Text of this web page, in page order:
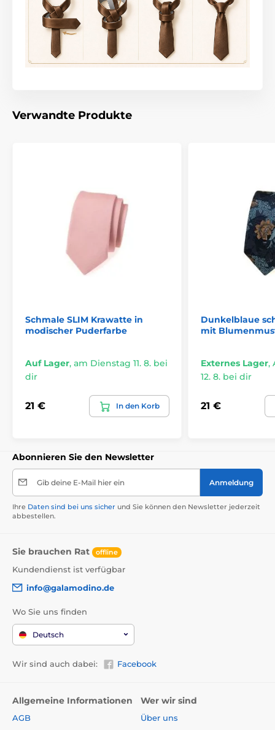
Verwandte Produkte
Schmale SLIM Krawatte in
modischer Puderfarbe
Auf Lager, am Dienstag 11. 8. bei
dir
21 € In den Korb
Dunkelblaue
mit
Externes Lager,
12. 8. bei dir
21 €
Abonnieren Sie den Newsletter
Gib deine E-Mail hier ein Anmeldung
Ihre Daten sind bei uns sicher und Sie können den Newsletter jederzeit
abbestellen.
Sie brauchen Rat offline
Kundendienst ist verfügbar
info@galamodino.de
Wo Sie uns finden
Deutsch
Wir sind auch dabei: Facebook
Allgemeine Informationen
AGB
Wer wir sind
Über uns